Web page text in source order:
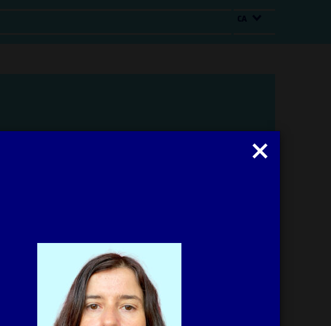
professora: Irma Vilà Òdena
les instal·lacions
Tancar